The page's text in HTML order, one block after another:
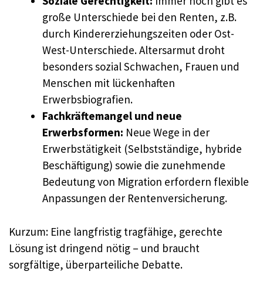
große Unterschiede bei den Renten, z.B.
durch Kindererziehungszeiten oder Ost-
West-Unterschiede. Altersarmut droht
besonders sozial Schwachen, Frauen und
Menschen mit lückenhaften
Erwerbsbiografien.
Fachkräftemangel und neue
Erwerbsformen: Neue Wege in der
Erwerbstätigkeit (Selbstständige, hybride
Beschäftigung) sowie die zunehmende
Bedeutung von Migration erfordern flexible
Anpassungen der Rentenversicherung.
Kurzum: Eine langfristig tragfähige, gerechte
Lösung ist dringend nötig – und braucht
sorgfältige, überparteiliche Debatte.